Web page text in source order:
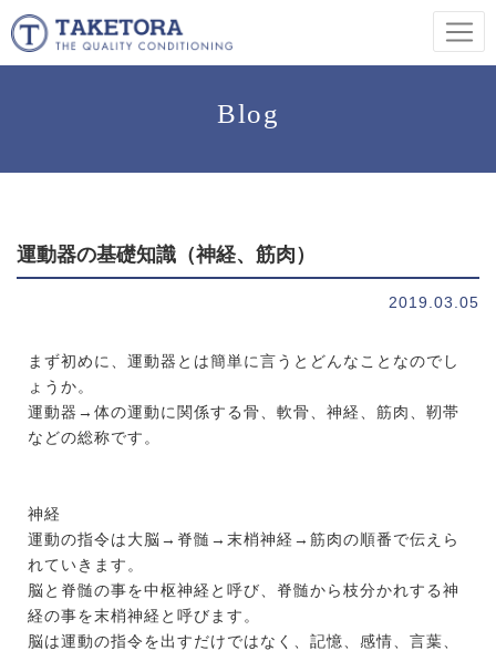
Blog
運動器の基礎知識（神経、筋肉）
2019.03.05
まず初めに、運動器とは簡単に言うとどんなことなのでし
ょうか。
運動器→体の運動に関係する骨、軟骨、神経、筋肉、靭帯
などの総称です。
神経
運動の指令は大脳→脊髄→末梢神経→筋肉の順番で伝えら
れていきます。
脳と脊髄の事を中枢神経と呼び、脊髄から枝分かれする神
経の事を末梢神経と呼びます。
脳は運動の指令を出すだけではなく、記憶、感情、言葉、